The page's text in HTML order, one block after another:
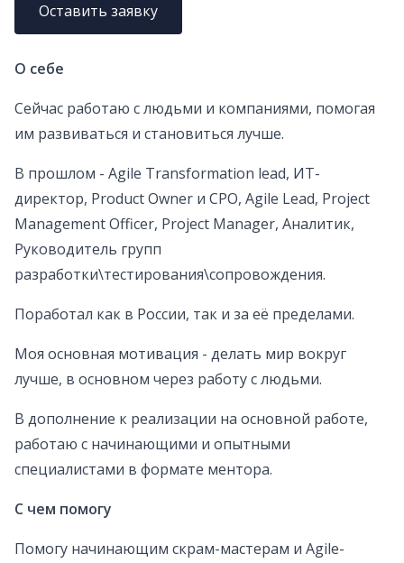
Оставить заявку
О себе
Сейчас работаю с людьми и компаниями, помогая
им развиваться и становиться лучше.
В прошлом - Agile Transformation lead, ИТ-
директор, Product Owner и CPO, Agile Lead, Project
Management Officer, Project Manager, Аналитик,
Руководитель групп
разработки\тестирования\сопровождения.
Поработал как в России, так и за её пределами.
Моя основная мотивация - делать мир вокруг
лучше, в основном через работу с людьми.
В дополнение к реализации на основной работе,
работаю с начинающими и опытными
специалистами в формате ментора.
С чем помогу
Помогу начинающим скрам-мастерам и Agile-